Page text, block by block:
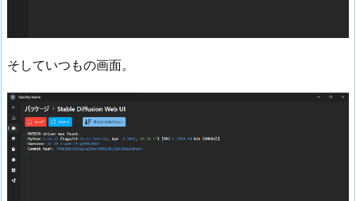
そしていつもの画面。